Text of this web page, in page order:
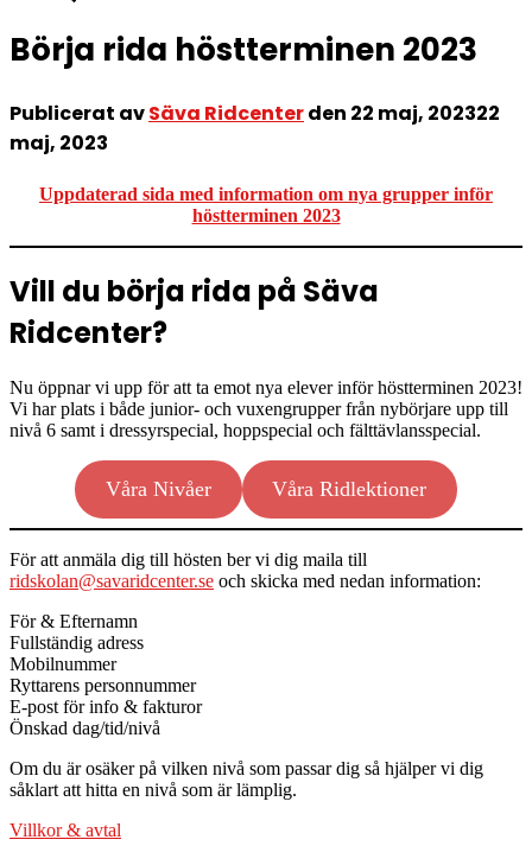
Börja rida höstterminen 2023
Publicerat avSäva Ridcenterden 22 maj, 202322
maj, 2023
Uppdaterad sida med information om nya grupper inför
höstterminen 2023
Vill du börja rida på Säva
Ridcenter?
Nu öppnar vi upp för att ta emot nya elever inför höstterminen 2023!
Vi har plats i både junior- och vuxengrupper från nybörjare upp till
nivå 6 samt i dressyrspecial, hoppspecial och fälttävlansspecial.
Våra Nivåer Våra Ridlektioner
För att anmäla dig till hösten ber vi dig maila till
ridskolan@savaridcenter.se och skicka med nedan information:
För & Efternamn
Fullständig adress
Mobilnummer
Ryttarens personnummer
E-post för info & fakturor
Önskad dag/tid/nivå
Om du är osäker på vilken nivå som passar dig så hjälper vi dig
såklart att hitta en nivå som är lämplig.
Villkor & avtal